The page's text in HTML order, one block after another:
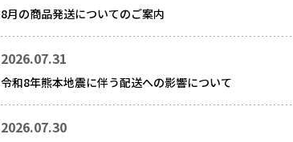
8月の商品発送についてのご案内
2026.07.31
令和8年熊本地震に伴う配送への影響について
2026.07.30